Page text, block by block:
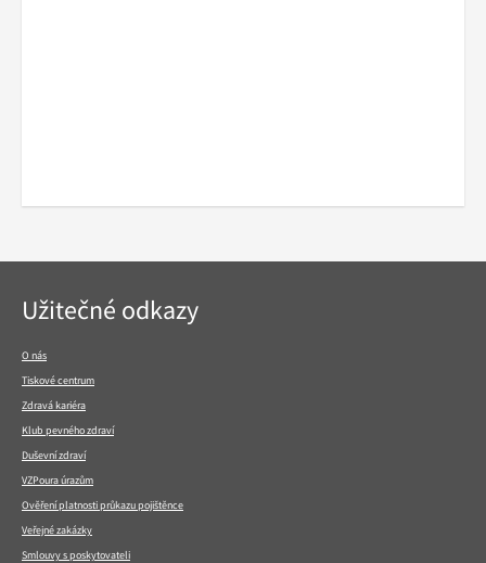
Navigace
v
Užitečné odkazy
O nás
Tiskové centrum
Zdravá kariéra
Klub pevného zdraví
Duševní zdraví
VZPoura úrazům
Ověření platnosti průkazu pojištěnce
Veřejné zakázky
Smlouvy s poskytovateli